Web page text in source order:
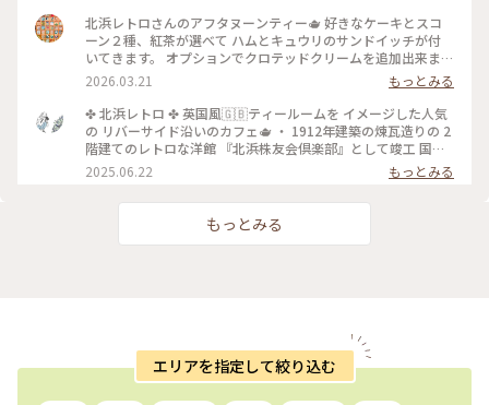
素敵な空間です〜！
北浜レトロさんのアフタヌーンティー🫖 好きなケーキとスコ
ーン２種、紅茶が選べて ハムとキュウリのサンドイッチが付
いてきます。 オプションでクロテッドクリームを追加出来ます
✨ スコーンは季節限定のさくらとくるみをチョイス。 ケーキ
はストロベリースペシャルショートケーキです🍓 ウェッジウ
ッドのお皿に乗せられてボリュームが凄いです😳 ケーキも1ピ
ースがかなり大きく、しっかり甘め。 スコーンは温かく香り
もよくサクサクで美味しいです！ サンドイッチも黒胡椒が効
いていて甘いとしょっぱいで 最高です〜！ めちゃくちゃボリ
ュームがありますが紅茶も差し湯が 用意されていて最後まで
2026.03.21
もっとみる
✤ 北浜レトロ ✤ 英国風🇬🇧ティールームを イメージした人気
の リバーサイド沿いのカフェ🫖 ・ 1912年建築の煉瓦造りの 2
階建てのレトロな洋館 『北浜株友会倶楽部』として竣工 国の
登録有形文化財に指定 ・ 最近は行列のあまりスルーすること
が 多くてこの日は平日の雨の日☔ 15時頃にも関わらず空いて
いて ラッキー✌️でした！ そして2階でイートイン🥰 ブルーベリ
ーチーズケーキ🫐 アールグレイティー🫖を 昔から変わらずゆ
ったりと 優雅に過ごせる お茶じかんでした😊🫖 ✤ーーーーー
2025.06.22 もっとみる
もっとみる
エリアを指定して絞り込む